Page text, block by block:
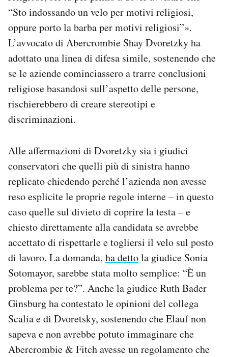
“Sto indossando un velo per motivi religiosi,
oppure porto la barba per motivi religiosi”».
L’avvocato di Abercrombie Shay Dvoretzky ha
adottato una linea di difesa simile, sostenendo che
se le aziende cominciassero a trarre conclusioni
religiose basandosi sull’aspetto delle persone,
rischierebbero di creare stereotipi e
discriminazioni.
Alle affermazioni di Dvoretzky sia i giudici
conservatori che quelli più di sinistra hanno
replicato chiedendo perché l’azienda non avesse
reso esplicite le proprie regole interne – in questo
caso quelle sul divieto di coprire la testa – e
chiesto direttamente alla candidata se avrebbe
accettato di rispettarle e togliersi il velo sul posto
di lavoro. La domanda, ha dettola giudice Sonia
Sotomayor, sarebbe stata molto semplice: “È un
problema per te?”. Anche la giudice Ruth Bader
Ginsburg ha contestato le opinioni del collega
Scalia e di Dvoretsky, sostenendo che Elauf non
sapeva e non avrebbe potuto immaginare che
Abercrombie & Fitch avesse un regolamento che